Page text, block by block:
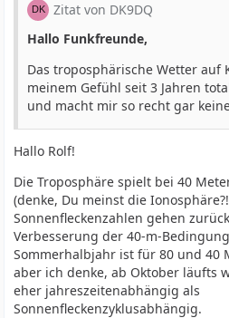
Zitat von DK9DQ
Hallo Funkfreunde,
Das troposphärische Wetter auf
meinem Gefühl seit 3 Jahren
und macht mir so recht gar
Hallo Rolf!
Die Troposphäre spielt bei 40
(denke, Du meinst die
Sonnenfleckenzahlen gehen
Verbesserung der 40-m-
Sommerhalbjahr ist für 80 und 40
aber ich denke, ab Oktober läufts
eher jahreszeitenabhängig als
Sonnenfleckenzyklusabhängig.